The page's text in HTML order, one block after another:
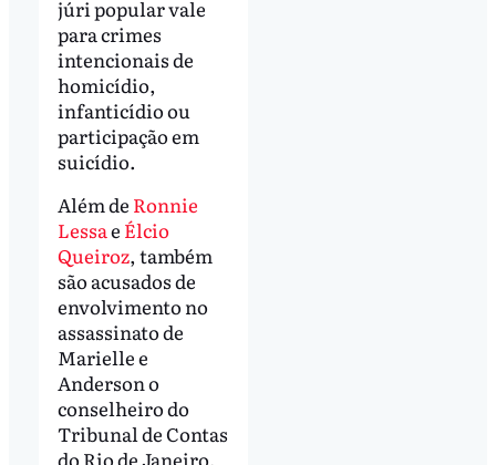
júri popular vale
para crimes
intencionais de
homicídio,
infanticídio ou
participação em
suicídio.
Além de Ronnie
Lessae Élcio
Queiroz, também
são acusados de
envolvimento no
assassinato de
Marielle e
Anderson o
conselheiro do
Tribunal de Contas
do Rio de Janeiro,